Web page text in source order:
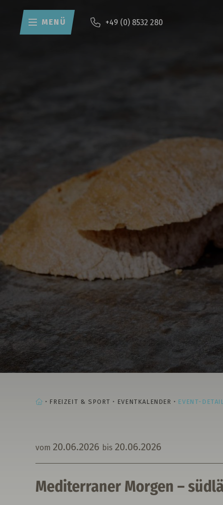
MENÜ +49 (0) 8532 280
STARTSEITE
FREIZEIT & SPORT EVENTKALENDER EVENT-
vom 20.06.2026 bis 20.06.2026
Mediterraner Morgen –